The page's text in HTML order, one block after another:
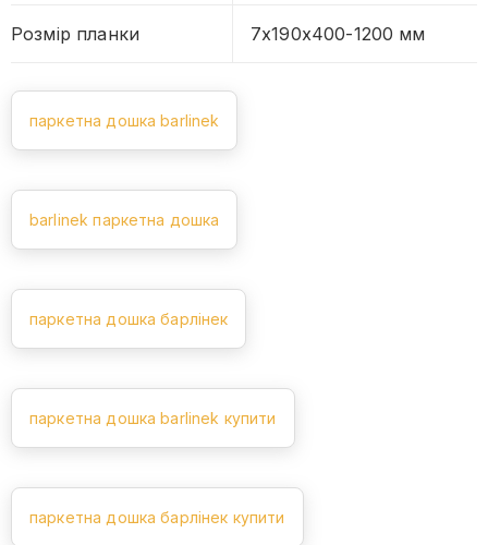
Розмір планки 7x190x400-1200 мм
паркетна дошка barlinek
barlinek паркетна дошка
паркетна дошка барлінек
паркетна дошка barlinek купити
паркетна дошка барлінек купити